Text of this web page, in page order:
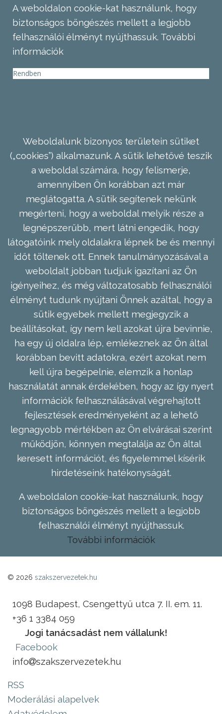
A weboldalon cookie-kat használunk, hogy
biztonságos böngészés mellett a legjobb
felhasználói élményt nyújthassuk. További
információk
Rendben
Weboldalunk bizonyos területein sütiket
(„cookies”) alkalmazunk. A sütik lehetővé teszik
a weboldal számára, hogy felismerje,
amennyiben Ön korábban azt már
meglátogatta. A sütik segítenek nekünk
megérteni, hogy a weboldal melyik része a
legnépszerűbb, mert látni engedik, hogy
látogatóink mely oldalakra lépnek be és mennyi
időt töltenek ott. Ennek tanulmányozásával a
weboldalt jobban tudjuk igazítani az Ön
igényeihez, és még változatosabb felhasználói
élményt tudunk nyújtani Önnek azáltal, hogy a
sütik egyebek mellett megjegyzik a
beállításokat, így nem kell azokat újra bevinnie,
ha egy új oldalra lép, emlékeznek az Ön által
korábban bevitt adatokra, ezért azokat nem
kell újra begépelnie, elemzik a honlap
használatát annak érdekében, hogy az így nyert
információk felhasználásával végrehajtott
fejlesztések eredményeként az a lehető
legnagyobb mértékben az Ön elvárásai szerint
működjön, könnyen megtalálja az Ön által
keresett információt, és figyelemmel kísérik
hirdetéseink hatékonyságát.
A weboldalon cookie-kat használunk, hogy
biztonságos böngészés mellett a legjobb
felhasználói élményt nyújthassuk.
További információk
© 2026 szakszervezetek.hu
1098 Budapest, Csengettyű utca 7. II. em. 11.
+36 1 3384 059
Jogi tanácsadást nem vállalunk!
Facebook
info
szakszervezetek.hu
RSS
Moderálási alapelvek